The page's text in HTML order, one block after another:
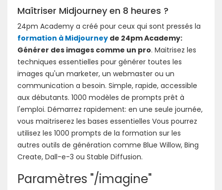
Maîtriser Midjourney en 8 heures ?
24pm Academy a créé pour ceux qui sont pressés la
formation à Midjourney de 24pm Academy:
Générer des images comme un pro. Maitrisez les
techniques essentielles pour générer toutes les
images qu'un marketer, un webmaster ou un
communication a besoin. Simple, rapide, accessible
aux débutants. 1000 modèles de prompts prêt à
l'emploi. Démarrez rapidement: en une seule journée,
vous maitriserez les bases essentielles Vous pourrez
utilisez les 1000 prompts de la formation sur les
autres outils de génération comme Blue Willow, Bing
Create, Dall-e-3 ou Stable Diffusion.
Paramètres "/imagine"